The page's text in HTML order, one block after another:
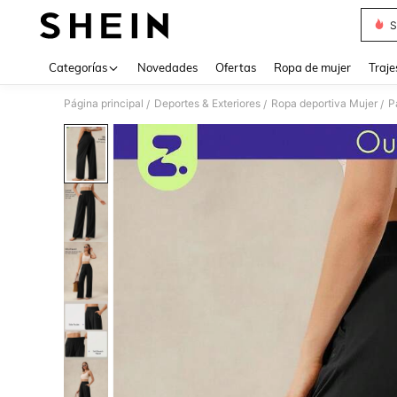
Categorías Novedades Ofertas Ropa de mujer
Página principal / Deportes & Exteriores / Ropa deportiva Mujer /